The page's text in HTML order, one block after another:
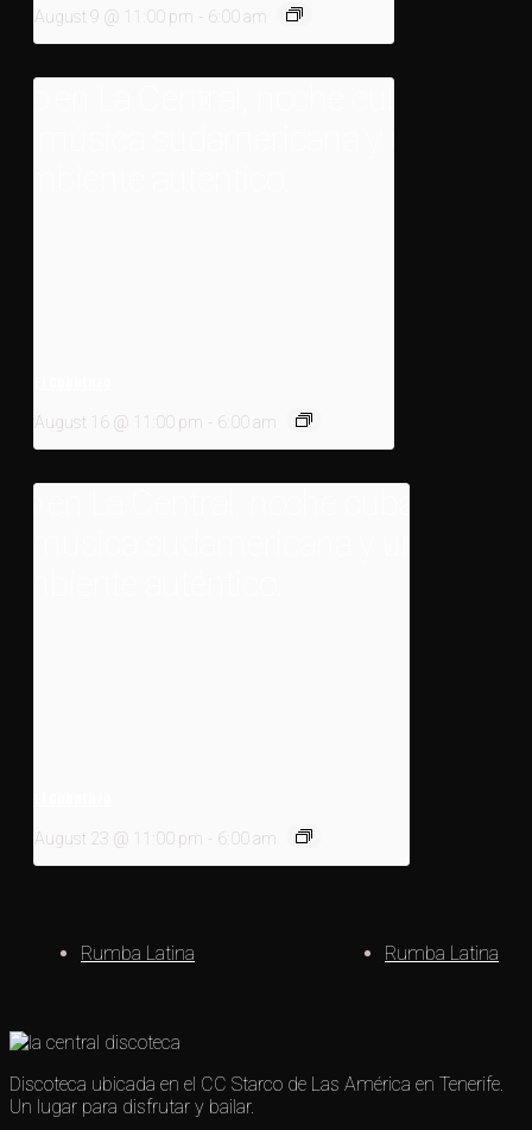
August 9 @ 11:00 pm - 6:00 am
August 16 @ 11:00 pm - 6:00 am
August 23 @ 11:00 pm - 6:00 am
Rumba Latina Rumba Latina
Discoteca ubicada en el CC Starco de Las América en Tenerife.
Un lugar para disfrutar y bailar.